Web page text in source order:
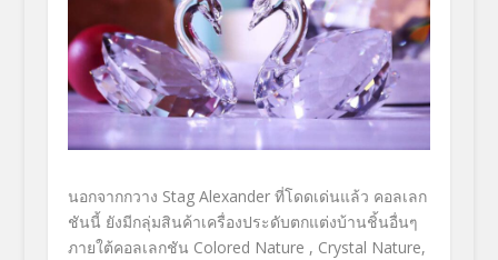
นอกจากกวาง Stag Alexander ที่โดดเด่นแล้ว คอลเลก
ชันนี้ ยังมีกลุ่มสินค้าเครื่องประดับตกแต่งบ้านชิ้นอื่นๆ
ภายใต้คอลเลกชัน Colored Nature , Crystal Nature,